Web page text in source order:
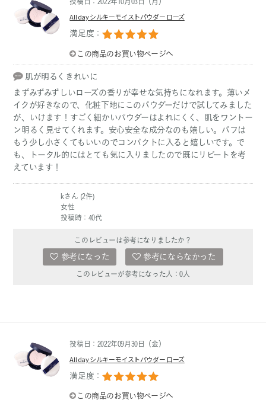
投稿日：2022年10月03日（月）
All day シルキーモイストパウダー ローズ
満足度：
この商品のお買い物ページへ
肌が明るくきれいに
まずみずみずしいローズの香りが幸せな気持ちになれます。薄いメ
イクが好きなので、化粧下地にこのパウダーだけで試してみました
が、いけます！すごく細かいパウダーはよれにくく、肌をワントー
ン明るく見せてくれます。安心安全な成分なのも嬉しい。パフは
もう少し小さくてもいいのでコンパクトに入ると嬉しいです。で
も、トータル的にはとても気に入りましたので既にリピートを考
えています！
kさん (2件)
女性
投稿時：40代
このレビューは参考になりましたか？
参考になった 参考にならなかった
このレビューが参考になった人：0 人
投稿日：2022年09月30日（金）
All day シルキーモイストパウダー ローズ
満足度：
この商品のお買い物ページへ